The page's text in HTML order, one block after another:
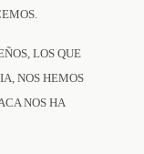
LOS QUE
NOS HEMOS
NOS HA